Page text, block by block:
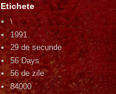
Etichete
\
1991
29 de secunde
56 Days
56 de zile
84000